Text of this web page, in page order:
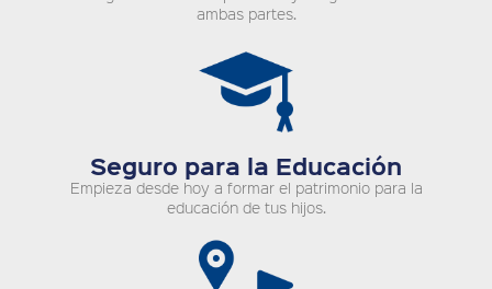
ambas partes.
Seguro para la Educación
Empieza desde hoy a formar el patrimonio para la
educación de tus hijos.